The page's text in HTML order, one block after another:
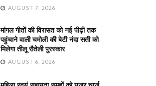
AUGUST 7, 2026
मांगल गीतों की विरासत को नई पीढ़ी तक
पहुंचाने वाली चमोली की बेटी नंदा सती को
मिलेगा तीलू रौतेली पुरस्कार
AUGUST 6, 2026